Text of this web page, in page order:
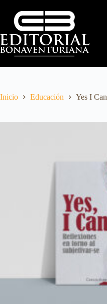
Inicio Educación Yes I Can